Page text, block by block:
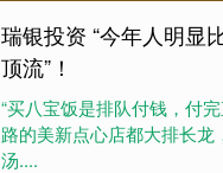
瑞银投资 “今年人明显
顶流”！
“买八宝饭是排队付钱，付
路的美新点心店都大排长
汤....